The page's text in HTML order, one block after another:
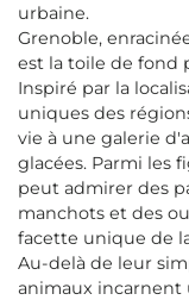
urbaine.
Grenoble,
est la toile de fond
Inspiré par la
uniques des
vie à une galerie
glacées. Parmi les
peut admirer des
manchots et des
facette unique de
Au-delà de leur
animaux incarnent